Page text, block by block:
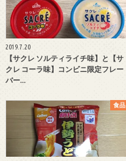
2019.7.20
【サクレ ソルティライチ味】と【サ
クレ コーラ味】コンビニ限定フレー
バー…
食品